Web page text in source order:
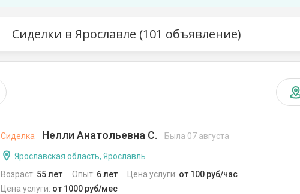
Сиделки в Ярославле (101 объявление)
Сиделка Нелли Анатольевна С. Была 07 августа
Ярославская область, Ярославль
Возраст: 55 лет Опыт: 6 лет Цена услуги: от 100 руб/час
Цена услуги: от 1000 руб/мес